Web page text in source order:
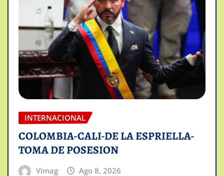
INTERNACIONAL
COLOMBIA-CALI-DE LA ESPRIELLA-
TOMA DE POSESION
Vimag Ago 8, 2026